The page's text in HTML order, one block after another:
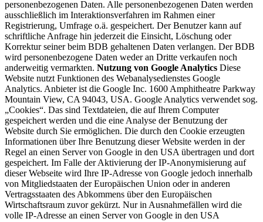
personenbezogenen Daten. Alle personenbezogenen Daten werden
ausschließlich im Interaktionsverfahren im Rahmen einer
Registrierung, Umfrage o.ä. gespeichert. Der Benutzer kann auf
schriftliche Anfrage hin jederzeit die Einsicht, Löschung oder
Korrektur seiner beim BDB gehaltenen Daten verlangen. Der BDB
wird personenbezogene Daten weder an Dritte verkaufen noch
anderweitig vermarkten. Nutzung von Google Analytics Diese
Website nutzt Funktionen des Webanalysedienstes Google
Analytics. Anbieter ist die Google Inc. 1600 Amphitheatre Parkway
Mountain View, CA 94043, USA. Google Analytics verwendet sog.
„Cookies“. Das sind Textdateien, die auf Ihrem Computer
gespeichert werden und die eine Analyse der Benutzung der
Website durch Sie ermöglichen. Die durch den Cookie erzeugten
Informationen über Ihre Benutzung dieser Website werden in der
Regel an einen Server von Google in den USA übertragen und dort
gespeichert. Im Falle der Aktivierung der IP-Anonymisierung auf
dieser Webseite wird Ihre IP-Adresse von Google jedoch innerhalb
von Mitgliedstaaten der Europäischen Union oder in anderen
Vertragsstaaten des Abkommens über den Europäischen
Wirtschaftsraum zuvor gekürzt. Nur in Ausnahmefällen wird die
volle IP-Adresse an einen Server von Google in den USA